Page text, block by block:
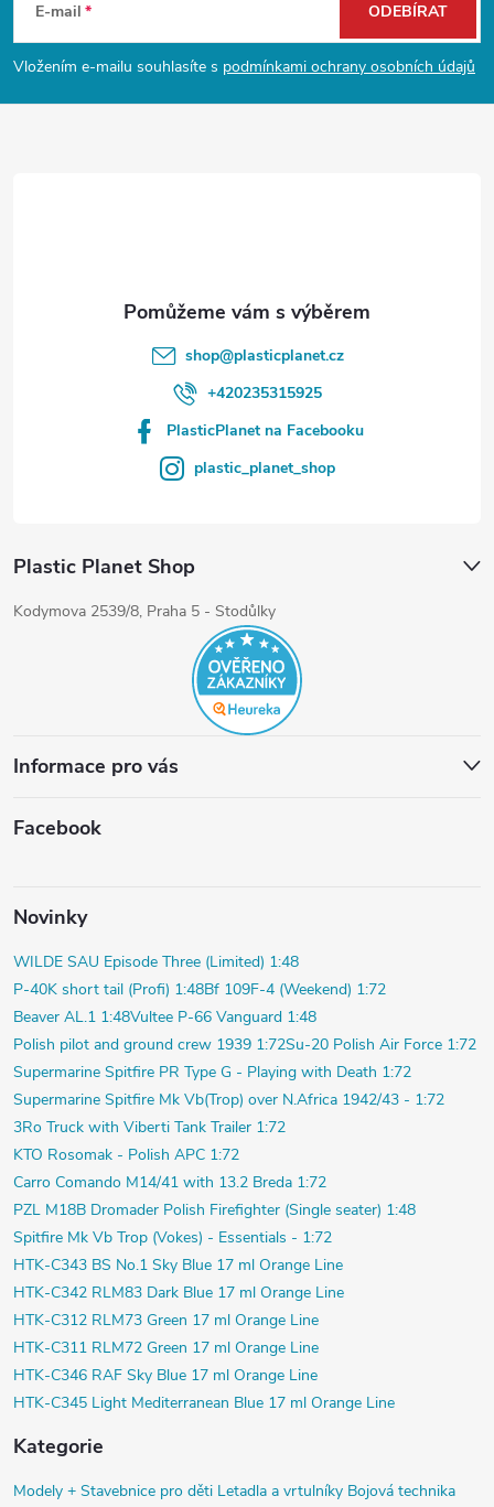
i
s
p
E-mail
Vložením e-mailu souhlasíte s podmínkami ochrany osobních údajů
ODEBÍRAT
shop@plasticplanet.cz
+420235315925
PlasticPlanet na Facebooku
plastic_planet_shop
Plastic Planet Shop
Kodymova 2539/8, Praha 5 - Stodůlky
Informace pro vás
Facebook
Novinky
WILDE SAU Episode Three (Limited) 1:48
P-40K short tail (Profi) 1:48Bf 109F-4 (Weekend) 1:72
Beaver AL.1 1:48Vultee P-66 Vanguard 1:48
Polish pilot and ground crew 1939 1:72Su-20 Polish Air Force 1:72
Supermarine Spitfire PR Type G - Playing with Death 1:72
Supermarine Spitfire Mk Vb(Trop) over N.Africa 1942/43 - 1:72
3Ro Truck with Viberti Tank Trailer 1:72
KTO Rosomak - Polish APC 1:72
Carro Comando M14/41 with 13.2 Breda 1:72
PZL M18B Dromader Polish Firefighter (Single seater) 1:48
Spitfire Mk Vb Trop (Vokes) - Essentials - 1:72
HTK-C343 BS No.1 Sky Blue 17 ml Orange Line
HTK-C342 RLM83 Dark Blue 17 ml Orange Line
HTK-C312 RLM73 Green 17 ml Orange Line
HTK-C311 RLM72 Green 17 ml Orange Line
HTK-C346 RAF Sky Blue 17 ml Orange Line
HTK-C345 Light Mediterranean Blue 17 ml Orange Line
Kategorie
Modely + Stavebnice pro děti Letadla a vrtulníky Bojová technika